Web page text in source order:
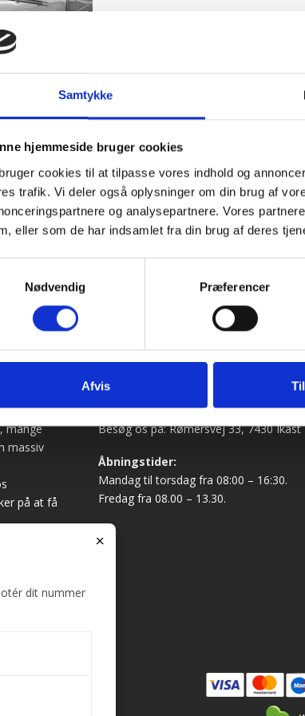
Samtykke
hjemmeside bruger cookies
cookies til at tilpasse vores indhold og
trafik. Vi deler også oplysninger om din brug af
og analysepartnere. Vores
eller som de har indsamlet fra din brug af deres
Nødvendig
Præferencer
Afvis
“Altid flinke og
hjælpsom”
Vurderet af Georg
mange
massiv
på at få
bruges
at vaske
Adresse og åbningstider
Besøg os på: Rømersvej 33, 7430 Ikast
Åbningstider:
Mandag til torsdag fra 08:00 – 16:30.
Fredag fra 08.00 – 13.30.
x
dit nummer